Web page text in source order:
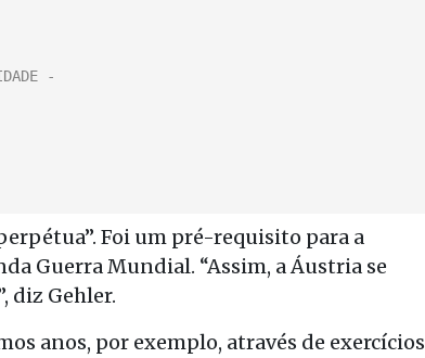
Foi um pré-requisito para a
Guerra Mundial. “Assim, a Áustria se
diz Gehler.
anos, por exemplo, através de exercícios